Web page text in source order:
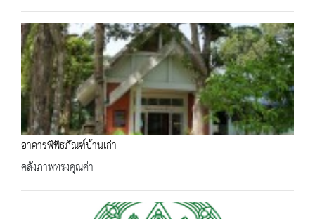
อาคารพิพิธภัณฑ์บ้านเก่า
คลังภาพทรงคุณค่า